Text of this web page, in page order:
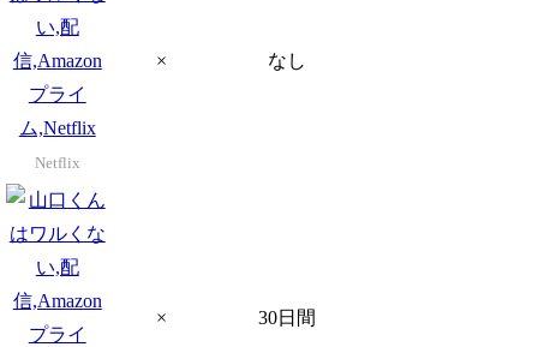
Netflix
× なし
× 30日間